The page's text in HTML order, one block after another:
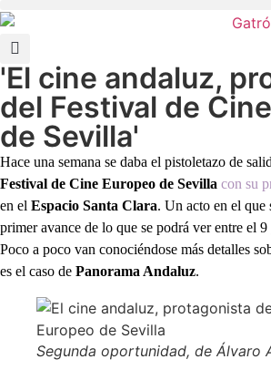
'El cine andaluz,
del Festival de
de Sevilla'
Hace una semana se daba el pistoletazo de
Festival de Cine Europeo de Sevilla con su
en el Espacio Santa Clara. Un acto en el que
primer avance de lo que se podrá ver entre el
Poco a poco van conociéndose más detalles
es el caso de Panorama Andaluz.
Segunda oportunidad, de Álvaro